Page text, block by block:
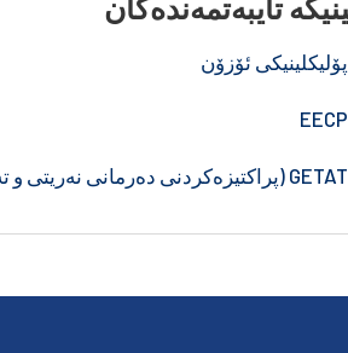
پۆلیکلینیکی ئۆزۆن
EECP
GETAT (پراکتیزەکردنی دەرمانی نەریتی و تەواوکەر)